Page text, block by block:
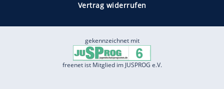
Vertrag widerrufen
gekennzeichnet mit
freenet ist Mitglied im JUSPROG e.V.